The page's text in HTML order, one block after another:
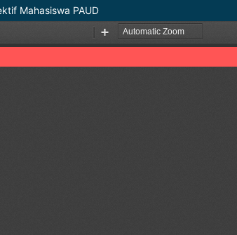
Mahasiswa PAUD